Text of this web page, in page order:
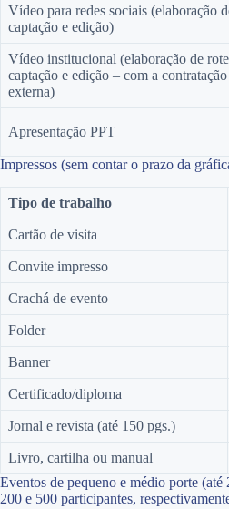
Vídeo para redes sociais (elaboração
captação e edição)
Vídeo institucional (elaboração de
captação e edição – com a
externa)
Apresentação PPT
Impressos (sem contar o prazo da
Tipo de trabalho
Cartão de visita
Convite impresso
Crachá de evento
Folder
Banner
Certificado/diploma
Jornal e revista (até 150 pgs.)
Livro, cartilha ou manual
Eventos de pequeno e médio porte (até
200 e 500 participantes,